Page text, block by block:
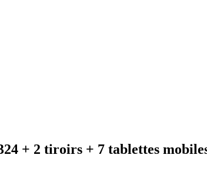
+ 2 tiroirs + 7 tablettes